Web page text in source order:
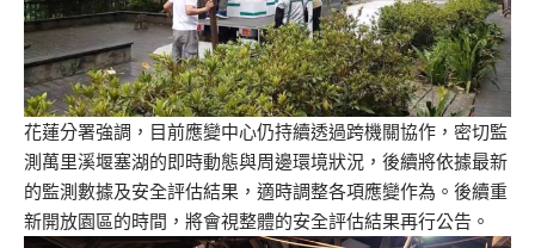
花蓮分署強調，目前應變中心仍持續透過跨機關協作，密切監
測萬里溪堰塞湖的即時動態與周邊環境狀況，後續將依據最新
的監測數據及安全評估結果，適時調整各項應變作為。後續重
新開放園區的時間，將會視整體的安全評估結果再行公告。